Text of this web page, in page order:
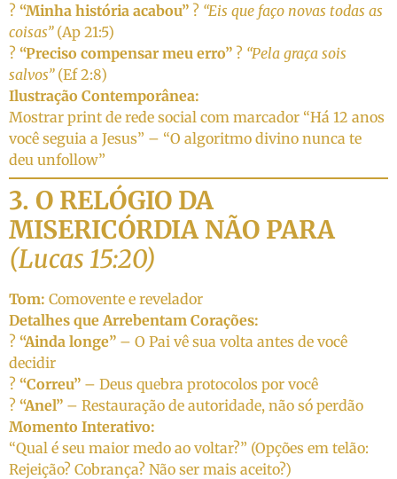
? “Minha história acabou” ? “Eis que faço novas todas as
coisas”(Ap 21:5)
? “Preciso compensar meu erro” ? “Pela graça sois
salvos”(Ef 2:8)
Ilustração Contemporânea:
Mostrar print de rede social com marcador “Há 12 anos
você seguia a Jesus” – “O algoritmo divino nunca te
deu unfollow”
3. O RELÓGIO DA
MISERICÓRDIA NÃO PARA
(Lucas 15:20)
Tom: Comovente e revelador
Detalhes que Arrebentam Corações:
? “Ainda longe” – O Pai vê sua volta antes de você
decidir
? “Correu” – Deus quebra protocolos por você
? “Anel” – Restauração de autoridade, não só perdão
Momento Interativo:
“Qual é seu maior medo ao voltar?” (Opções em telão:
Rejeição? Cobrança? Não ser mais aceito?)